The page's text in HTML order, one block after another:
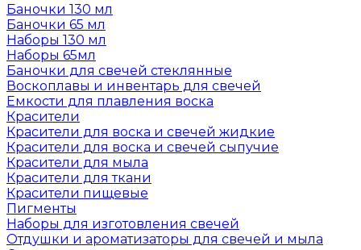
Баночки 130 мл
Баночки 65 мл
Наборы 130 мл
Наборы 65мл
Баночки для свечей стеклянные
Воскоплавы и инвентарь для свечей
Емкости для плавления воска
Красители
Красители для воска и свечей жидкие
Красители для воска и свечей сыпучие
Красители для мыла
Красители для ткани
Красители пищевые
Пигменты
Наборы для изготовления свечей
Отдушки и ароматизаторы для свечей и мыла